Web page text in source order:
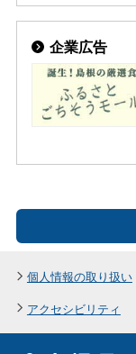
企業広告
個人情報の取り扱い
アクセシビリティ